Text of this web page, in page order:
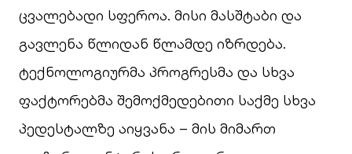
ცვალებადი სფეროა. მისი მასშტაბი და
გავლენა წლიდან წლამდე იზრდება.
ტექნოლოგიურმა პროგრესმა და სხვა
ფაქტორებმა შემოქმედებითი საქმე სხვა
პედესტალზე აიყვანა – მის მიმართ